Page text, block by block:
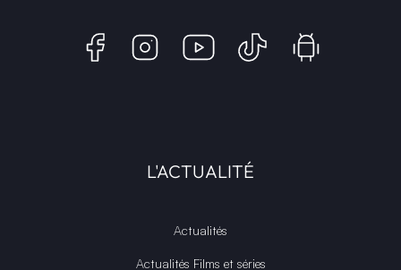
L'ACTUALITÉ
Actualités
Actualités Films et séries